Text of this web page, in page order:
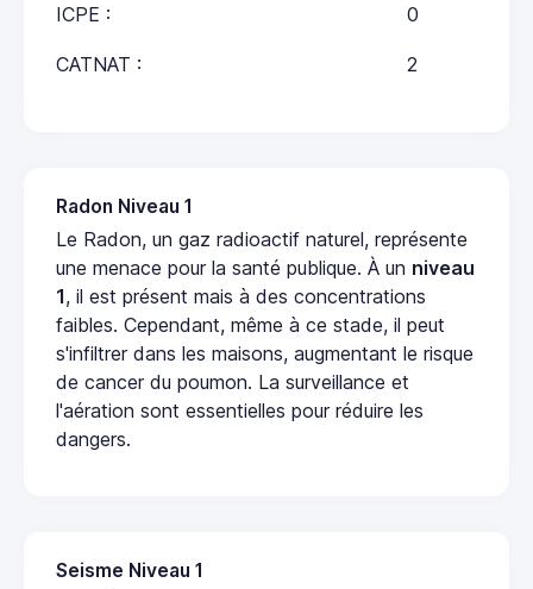
ICPE : 0
CATNAT : 2
Radon Niveau 1
Le Radon, un gaz radioactif naturel, représente
une menace pour la santé publique. À un niveau
1, il est présent mais à des concentrations
faibles. Cependant, même à ce stade, il peut
s'infiltrer dans les maisons, augmentant le risque
de cancer du poumon. La surveillance et
l'aération sont essentielles pour réduire les
dangers.
Seisme Niveau 1